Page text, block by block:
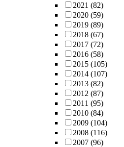
2021 (82)
2020 (59)
2019 (89)
2018 (67)
2017 (72)
2016 (58)
2015 (105)
2014 (107)
2013 (82)
2012 (87)
2011 (95)
2010 (84)
2009 (104)
2008 (116)
2007 (96)